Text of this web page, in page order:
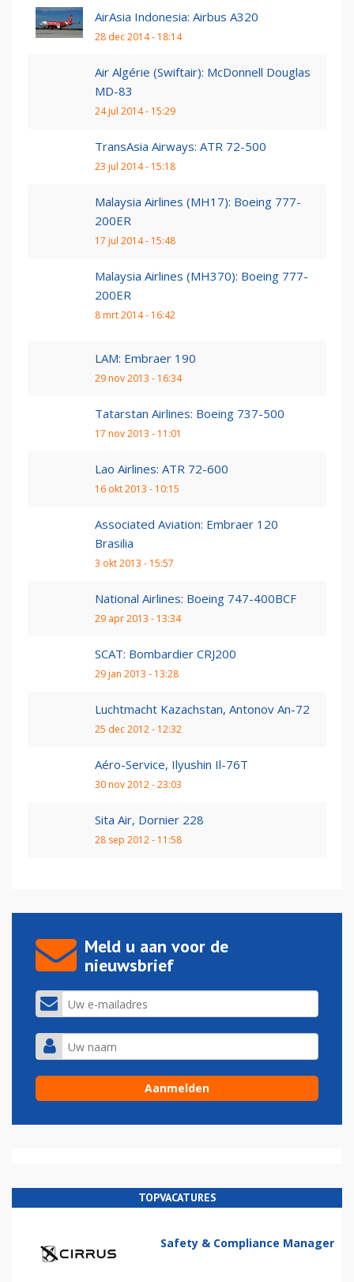
AirAsia Indonesia: Airbus A320
28 dec 2014 - 18:14
Air Algérie (Swiftair): McDonnell Douglas
MD-83
24 jul 2014 - 15:29
TransAsia Airways: ATR 72-500
23 jul 2014 - 15:18
Malaysia Airlines (MH17): Boeing 777-
200ER
17 jul 2014 - 15:48
Malaysia Airlines (MH370): Boeing 777-
200ER
8 mrt 2014 - 16:42
LAM: Embraer 190
29 nov 2013 - 16:34
Tatarstan Airlines: Boeing 737-500
17 nov 2013 - 11:01
Lao Airlines: ATR 72-600
16 okt 2013 - 10:15
Associated Aviation: Embraer 120
Brasilia
3 okt 2013 - 15:57
National Airlines: Boeing 747-400BCF
29 apr 2013 - 13:34
SCAT: Bombardier CRJ200
29 jan 2013 - 13:28
Luchtmacht Kazachstan, Antonov An-72
25 dec 2012 - 12:32
Aéro-Service, Ilyushin Il-76T
30 nov 2012 - 23:03
Sita Air, Dornier 228
28 sep 2012 - 11:58
Meld u aan voor de
nieuwsbrief
TOPVACATURES
Safety & Compliance Manager